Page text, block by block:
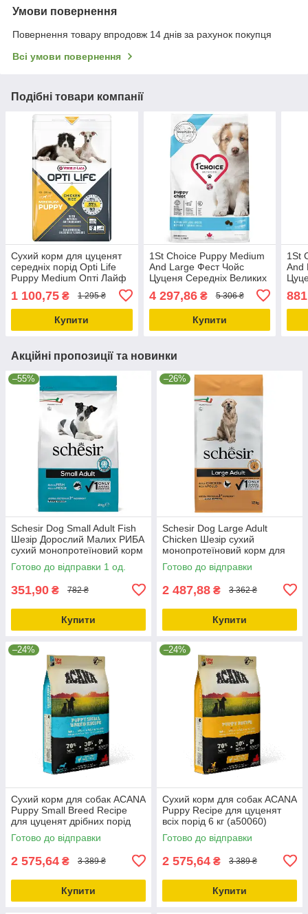
Умови повернення
Повернення товару впродовж 14 днів за рахунок покупця
Всі умови повернення
Подібні товари компанії
Сухий корм для цуценят
середніх порід Opti Life
Puppy Medium Опті Лайф
2.5кг (311530)
1 100,75 ₴ 1 295 ₴
Купити
1St Choice Puppy Medium
And Large Фест Чойс
Цуценя Середніх Великих
Корм Для Цуценят
Середніх І Великих Порід
4 297,86₴ 5 306 ₴
Купити
1St
And
Акційні пропозиції та новинки
–55%
Schesir Dog Small Adult Fish
Шезір Дорослий Малих РИБА
сухий монопротеїновий корм
для собак Малих порід
2кг_ДО 11.10.25
Готово до відправки 1 од.
351,90 ₴ 782 ₴
Купити
–26%
Schesir Dog Large Adult
Chicken Шезір сухий
монопротеїновий корм для
собак великих порід 12кг
Готово до відправки
2 487,88 ₴ 3 362 ₴
Купити
–24%
Сухий корм для собак ACANA
Puppy Small Breed Recipe
для цуценят дрібних порід
6.0 кг (a50260)
Готово до відправки
2 575,64 ₴ 3 389 ₴
Купити
–24%
Сухий корм для собак ACANA
Puppy Recipe для цуценят
всіх порід 6 кг (a50060)
Готово до відправки
2 575,64 ₴ 3 389 ₴
Купити